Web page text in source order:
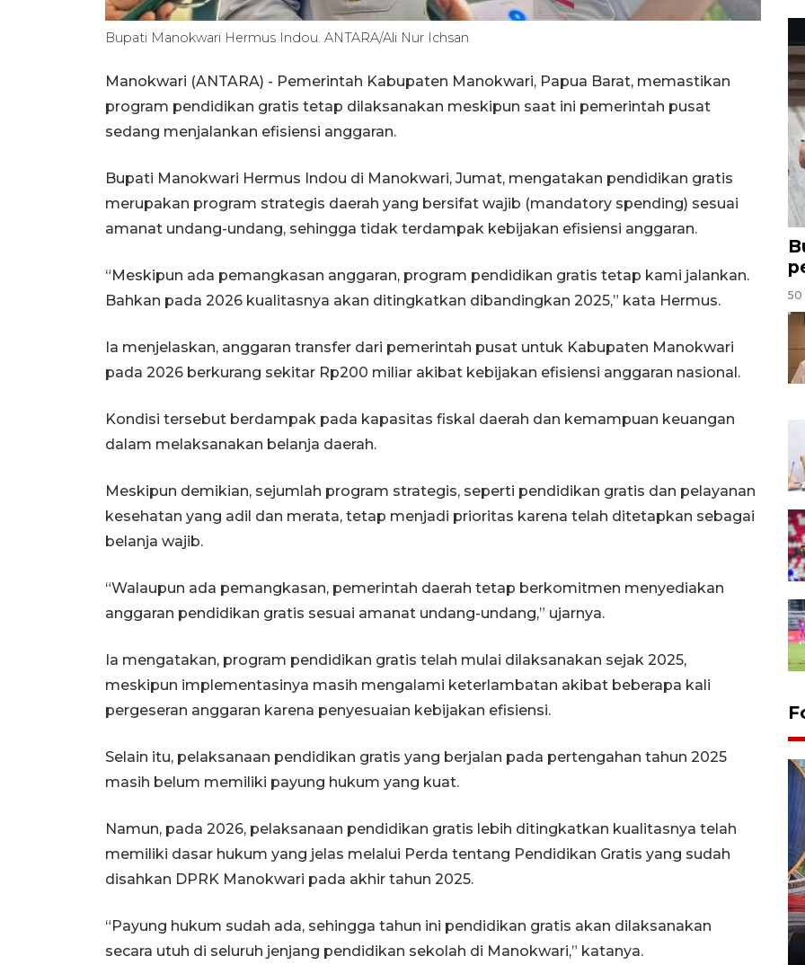
Bupati Manokwari Hermus Indou. ANTARA/Ali Nur Ichsan
Manokwari (ANTARA) - Pemerintah Kabupaten Manokwari, Papua Barat, memastikan
program pendidikan gratis tetap dilaksanakan meskipun saat ini pemerintah pusat
sedang menjalankan efisiensi anggaran.
Bupati Manokwari Hermus Indou di Manokwari, Jumat, mengatakan pendidikan gratis
merupakan program strategis daerah yang bersifat wajib (mandatory spending) sesuai
amanat undang-undang, sehingga tidak terdampak kebijakan efisiensi anggaran.
“Meskipun ada pemangkasan anggaran, program pendidikan gratis tetap kami jalankan.
Bahkan pada 2026 kualitasnya akan ditingkatkan dibandingkan 2025,” kata Hermus.
Ia menjelaskan, anggaran transfer dari pemerintah pusat untuk Kabupaten Manokwari
pada 2026 berkurang sekitar Rp200 miliar akibat kebijakan efisiensi anggaran nasional.
Kondisi tersebut berdampak pada kapasitas fiskal daerah dan kemampuan keuangan
dalam melaksanakan belanja daerah.
Meskipun demikian, sejumlah program strategis, seperti pendidikan gratis dan pelayanan
kesehatan yang adil dan merata, tetap menjadi prioritas karena telah ditetapkan sebagai
belanja wajib.
“Walaupun ada pemangkasan, pemerintah daerah tetap berkomitmen menyediakan
anggaran pendidikan gratis sesuai amanat undang-undang,” ujarnya.
Ia mengatakan, program pendidikan gratis telah mulai dilaksanakan sejak 2025,
meskipun implementasinya masih mengalami keterlambatan akibat beberapa kali
pergeseran anggaran karena penyesuaian kebijakan efisiensi.
Selain itu, pelaksanaan pendidikan gratis yang berjalan pada pertengahan tahun 2025
masih belum memiliki payung hukum yang kuat.
Namun, pada 2026, pelaksanaan pendidikan gratis lebih ditingkatkan kualitasnya telah
memiliki dasar hukum yang jelas melalui Perda tentang Pendidikan Gratis yang sudah
disahkan DPRK Manokwari pada akhir tahun 2025.
“Payung hukum sudah ada, sehingga tahun ini pendidikan gratis akan dilaksanakan
secara utuh di seluruh jenjang pendidikan sekolah di Manokwari,” katanya.
50
Stasiun Bogor
12 Juni 2026 18:49